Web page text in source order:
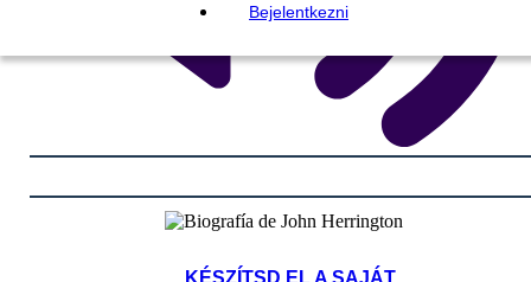
Bejelentkezni